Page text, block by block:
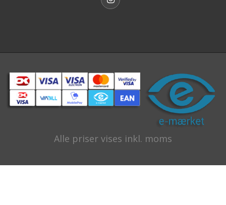
Alle priser vises inkl. moms